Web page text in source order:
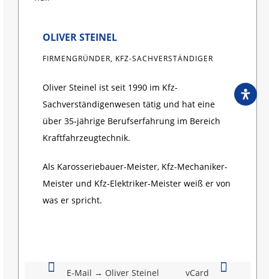
OLIVER STEINEL
FIRMENGRÜNDER, KFZ-SACHVERSTÄNDIGER
Oliver Steinel ist seit 1990 im Kfz-
Sachverständigenwesen tätig und hat eine
über 35-jährige Berufserfahrung im Bereich
Kraftfahrzeugtechnik.
Als Karosseriebauer-Meister, Kfz-Mechaniker-
Meister und Kfz-Elektriker-Meister weiß er von
was er spricht.
E-Mail → Oliver Steinel vCard